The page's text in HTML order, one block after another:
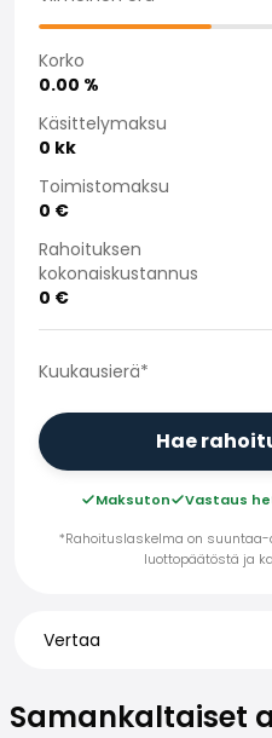
Saka Select
Uutiset ja kampanjat
Toimipisteet
Yritys
Saka Finland Oy
Ostotiimi
Yhteydenotto
Rekrytointi
Laskutustiedot
Medialle
Reklamaatiot
Korko
0.00 %
Käsittelymaksu
0 kk
Toimistomaksu
0 €
Rahoituksen
kokonaiskustannus
0 €
Kuukausierä*
Hae
Maksuton Vastaus
*Rahoituslaskelma on
luottopäätöstä ja
Vertaa
Samankaltaiset